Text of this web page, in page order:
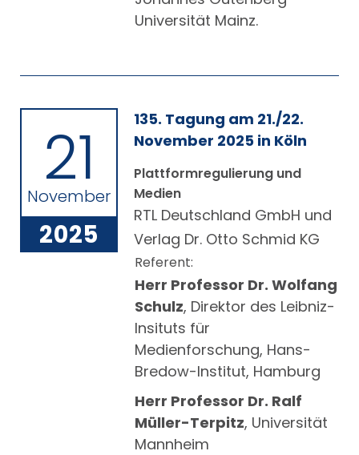
Universität Mainz.
21
November
2025
135. Tagung am 21./22.
November 2025 in Köln
Plattformregulierung und
Medien
RTL Deutschland GmbH und
Verlag Dr. Otto Schmid KG
Referent:
Herr Professor Dr. Wolfang
Schulz, Direktor des Leibniz-
Insituts für
Medienforschung, Hans-
Bredow-Institut, Hamburg
Herr Professor Dr. Ralf
Müller-Terpitz, Universität
Mannheim